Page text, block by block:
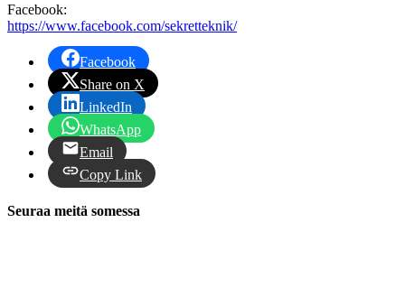
Facebook:
https://www.facebook.com/sekretteknik/
Facebook
Share on X
LinkedIn
WhatsApp
Email
Copy Link
Seuraa meitä somessa